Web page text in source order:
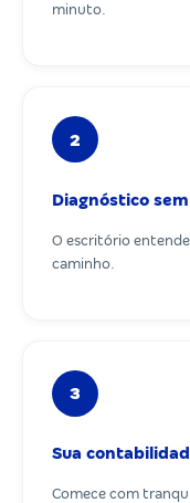
minuto.
2
Diagnóstico
O escritório
caminho.
3
Sua
Comece com